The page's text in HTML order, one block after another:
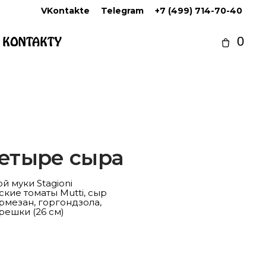
VKontakte Telegram +7 (499) 714-70-40
KONTAKTY 0
сыра
муки Stagioni
томаты Mutti, сыр
горгондзола,
(26 см)